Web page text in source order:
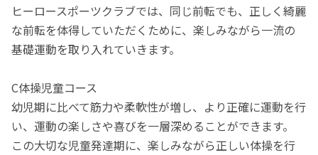
ヒーロースポーツクラブでは、同じ前転でも、正しく綺麗
な前転を体得していただくために、楽しみながら一流の
基礎運動を取り入れていきます。
C体操児童コース
幼児期に比べて筋力や柔軟性が増し、より正確に運動を行
い、運動の楽しさや喜びを一層深めることができます。
この大切な児童発達期に、楽しみながら正しい体操を行